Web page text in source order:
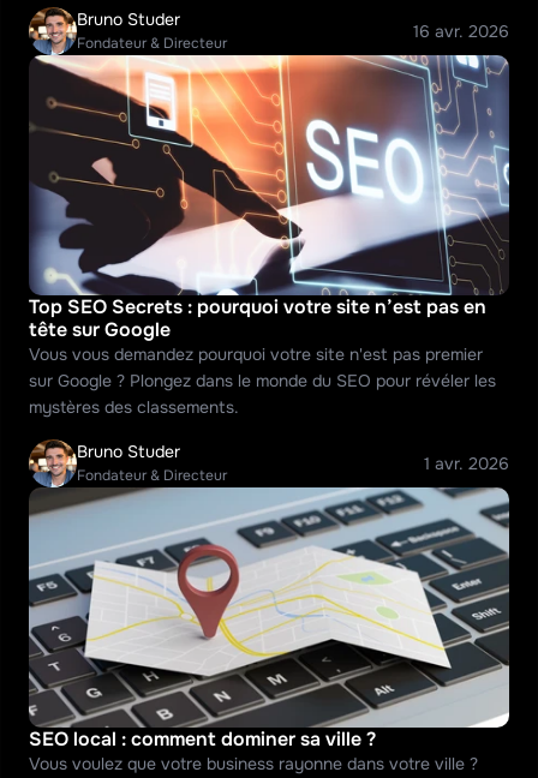
Bruno Studer
Fondateur & Directeur
16 avr. 2026
Top SEO Secrets : pourquoi votre site n’est pas en
tête sur Google
Vous vous demandez pourquoi votre site n'est pas premier
sur Google ? Plongez dans le monde du SEO pour révéler les
mystères des classements.
Bruno Studer
Fondateur & Directeur
1 avr. 2026
SEO local : comment dominer sa ville ?
Vous voulez que votre business rayonne dans votre ville ?